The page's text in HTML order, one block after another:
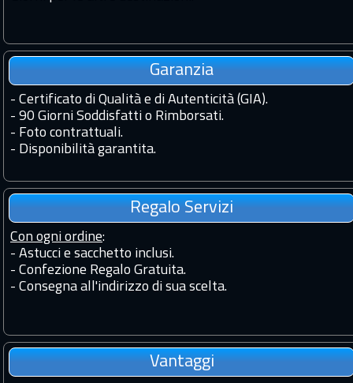
Garanzia
- Certificato di Qualità e di Autenticità (GIA).
- 90 Giorni Soddisfatti o Rimborsati.
- Foto contrattuali.
- Disponibilità garantita.
Regalo Servizi
Con ogni ordine:
- Astucci e sacchetto inclusi.
- Confezione Regalo Gratuita.
- Consegna all'indirizzo di sua scelta.
Vantaggi